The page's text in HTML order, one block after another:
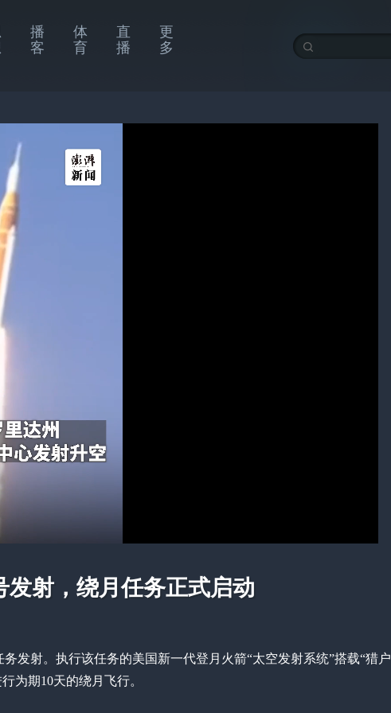
播
客
体
育
直
播
更
多
发射，绕月任务正式启动
发射。执行该任务的美国新一代登月火箭“太空发射系统”搭载“猎户
为期10天的绕月飞行。